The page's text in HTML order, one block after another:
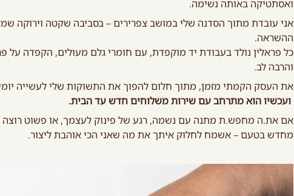
ואסתטיקה באותה נשימה.
אני עובדת מתוך הסדנה שלי במושב צפרירים – בסביבה שקטה וירוקה
ההשראה.
כל פראלין נולד בעבודת יד מוקפדת, עם חומרי גלם מעולים, הקפדה על
והרבה לב.
את העסק הקמתי מזמן, מתוך חלום להפוך את התשוקות שלי לעשייה
ועכשיו הוא מתרחב עם שירות משלוחים חדש עד הבית.
אם את.ה מחפש.ת מתנה עם נשמה, רגע של פינוק לעצמך, או פשוט
מחדש בטעם – אשמח לחלוק איתך את מה שאני הכי אוהבת ליצור.